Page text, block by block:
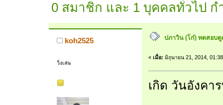
0 สมาชิก และ 1 บุคคลทั่วไป
koh2525
วิ่งเล่น
ปภาวิน (โก๋) ทดสอบดู
« เมื่อ: มิถุนายน 21, 2014,
เกิด วันอังคา